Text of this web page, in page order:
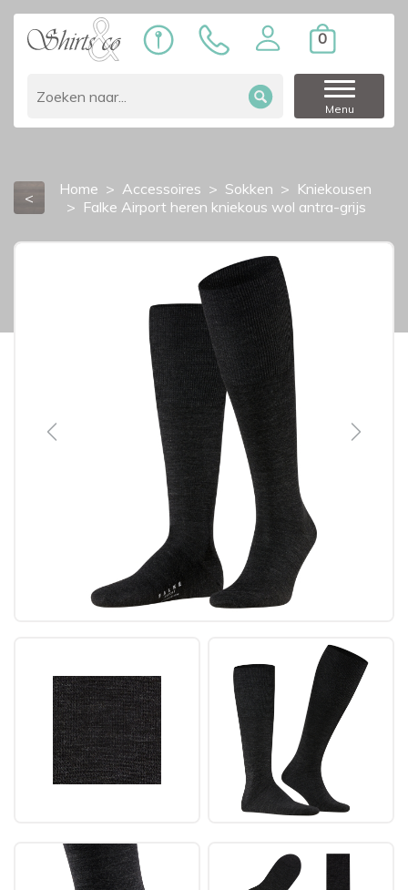
0
Menu
< Home Accessoires Sokken
Kniekousen
Falke Airport heren kniekous wol antra-grijs
Previous Next